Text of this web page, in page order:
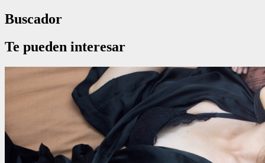
Buscador
Te pueden interesar